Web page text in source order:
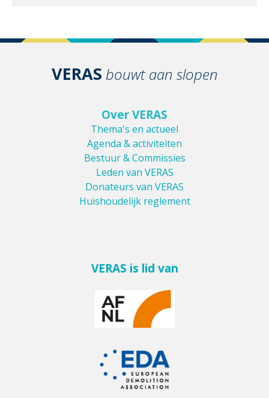
VERAS bouwt aan slopen
Over VERAS
Thema's en actueel
Agenda & activiteiten
Bestuur & Commissies
Leden van VERAS
Donateurs van VERAS
Huishoudelijk reglement
VERAS is lid van